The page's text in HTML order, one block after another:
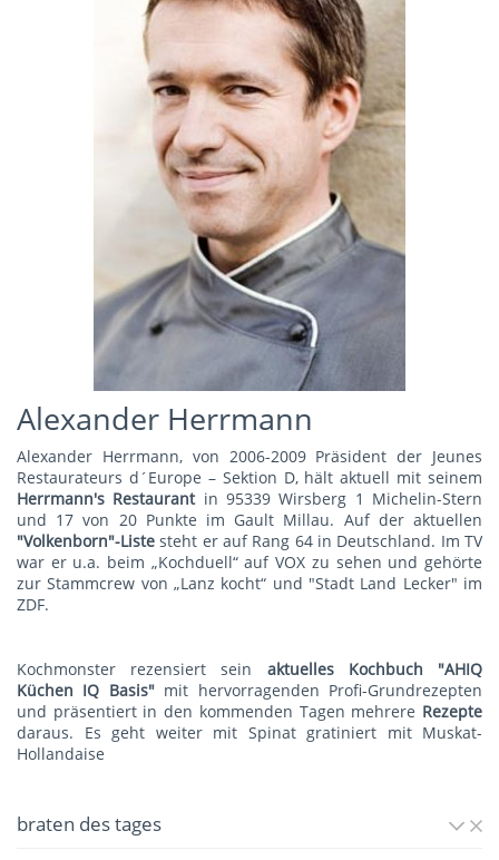
Alexander Herrmann
Alexander Herrmann, von 2006-2009 Präsident der Jeunes
Restaurateurs d´Europe – Sektion D, hält aktuell mit seinem
Herrmann's Restaurant in 95339 Wirsberg 1 Michelin-Stern
und 17 von 20 Punkte im Gault Millau. Auf der aktuellen
"Volkenborn"-Liste steht er auf Rang 64 in Deutschland. Im TV
war er u.a. beim „Kochduell“ auf VOX zu sehen und gehörte
zur Stammcrew von „Lanz kocht“ und "Stadt Land Lecker" im
ZDF.
Kochmonster rezensiert sein aktuelles Kochbuch "AHIQ
Küchen IQ Basis" mit hervorragenden Profi-Grundrezepten
und präsentiert in den kommenden Tagen mehrere Rezepte
daraus. Es geht weiter mit Spinat gratiniert mit Muskat-
Hollandaise
braten des tages